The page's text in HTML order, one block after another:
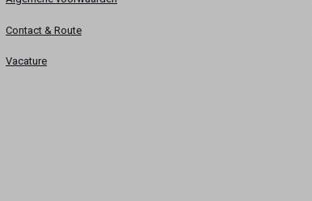
Contact & Route
Vacature